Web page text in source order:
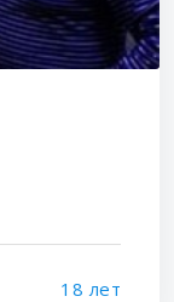
18 лет